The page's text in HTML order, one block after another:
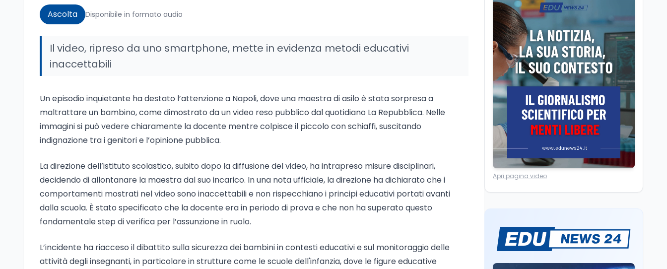
Ascolta Disponibile in formato audio
Il video, ripreso da uno smartphone, mette in evidenza metodi educativi
inaccettabili
Un episodio inquietante ha destato l’attenzione a Napoli, dove una maestra di asilo è stata sorpresa a
maltrattare un bambino, come dimostrato da un video reso pubblico dal quotidiano La Repubblica. Nelle
immagini si può vedere chiaramente la docente mentre colpisce il piccolo con schiaffi, suscitando
indignazione tra i genitori e l’opinione pubblica.
La direzione dell’istituto scolastico, subito dopo la diffusione del video, ha intrapreso misure disciplinari,
decidendo di allontanare la maestra dal suo incarico. In una nota ufficiale, la direzione ha dichiarato che i
comportamenti mostrati nel video sono inaccettabili e non rispecchiano i principi educativi portati avanti
dalla scuola. È stato specificato che la docente era in periodo di prova e che non ha superato questo
fondamentale step di verifica per l’assunzione in ruolo.
L’incidente ha riacceso il dibattito sulla sicurezza dei bambini in contesti educativi e sul monitoraggio delle
attività degli insegnanti, in particolare in strutture come le scuole dell'infanzia, dove le figure educative
Scuola8 ago
A Taranto la dispersione
si combatte con la
pedagogia della
relazione
Mondo8 ago
IRIS² dal 2029: dietro
Starlink e xAI, e senza
Scuola8 ago
Idonea in 8 classi di
concorso, precaria da 18
anni: il caso di Rimini
Tecnologia
Time: ads invisibili solo
Mondo8 ago
A Nonthaburi il killer
14enne era bullizzato: la
Apri pagina video